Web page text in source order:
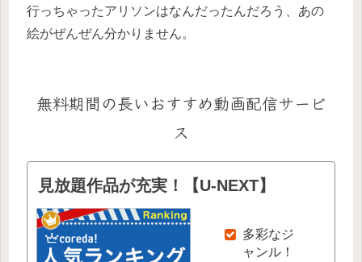
行っちゃったアリソンはなんだったんだろう、あの
絵がぜんぜん分かりません。
無料期間の長いおすすめ動画配信サービ
ス
見放題作品が充実！【U-NEXT】
多彩なジ
ャンル！